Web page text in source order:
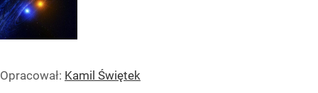
Opracował: Kamil Świętek